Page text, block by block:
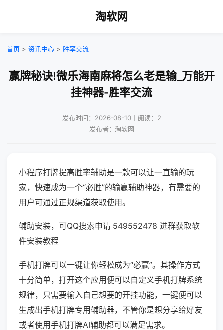
淘软网
首页 > 资讯中心 > 胜率交流
赢牌秘诀!微乐海南麻将怎么老是输_万能开
挂神器-胜率交流
发布时间：2026-08-10｜阅读：2
发布者：淘软网
小程序打牌提高胜率辅助是一款可以让一直输的玩
家，快速成为一个“必胜”的输赢辅助神器，有需要的
用户可通过正规渠道获取使用。
辅助安装，可QQ搜索申请 549552478 进群获取软
件安装教程
手机打牌可以一键让你轻松成为“必赢”。其操作方式
十分简单，打开这个应用便可以自定义手机打牌系统
规律，只需要输入自己想要的开挂功能，一键便可以
生成出手机打牌专用辅助器，不管你是想分享给好友
或者使用手机打牌AI辅助都可以满足需求。